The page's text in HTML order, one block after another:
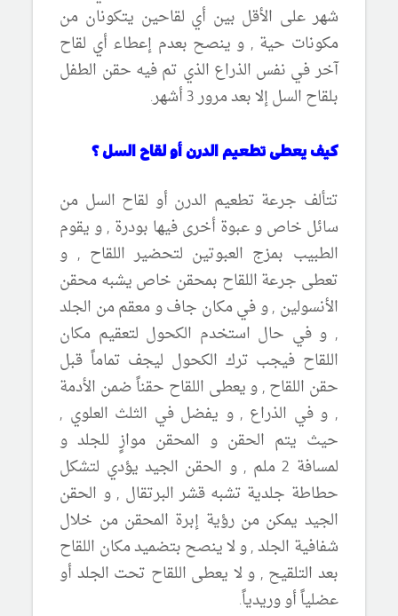
شهر على الأقل بين أي لقاحين يتكونان من
مكونات حية , و ينصح بعدم إعطاء أي لقاح
آخر في نفس الذراع الذي تم فيه حقن الطفل
بلقاح السل إلا بعد مرور 3 أشهر.
كيف يعطى تطعيم الدرن أو لقاح السل ؟
تتألف جرعة تطعيم الدرن أو لقاح السل من
سائل خاص و عبوة أخرى فيها بودرة , و يقوم
الطبيب بمزج العبوتين لتحضير اللقاح , و
تعطى جرعة اللقاح بمحقن خاص يشبه محقن
الأنسولين , و في مكان جاف و معقم من الجلد
, و في حال استخدم الكحول لتعقيم مكان
اللقاح فيجب ترك الكحول ليجف تماماً قبل
حقن اللقاح , و يعطى اللقاح حقناً ضمن الأدمة
, و في الذراع , و يفضل في الثلث العلوي ,
حيث يتم الحقن و المحقن موازٍ للجلد و
لمسافة 2 ملم , و الحقن الجيد يؤدي لتشكل
حطاطة جلدية تشبه قشر البرتقال , و الحقن
الجيد يمكن من رؤية إبرة المحقن من خلال
شفافية الجلد , و لا ينصح بتضميد مكان اللقاح
بعد التلقيح , و لا يعطى اللقاح تحت الجلد أو
عضلياً أو وريدياً.